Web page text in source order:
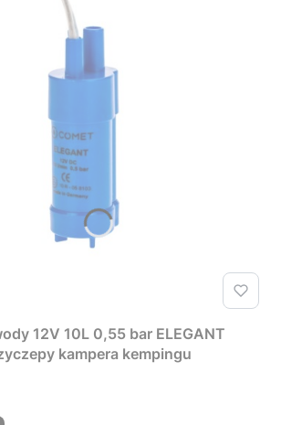
12V 10L 0,55 bar ELEGANT
kampera kempingu